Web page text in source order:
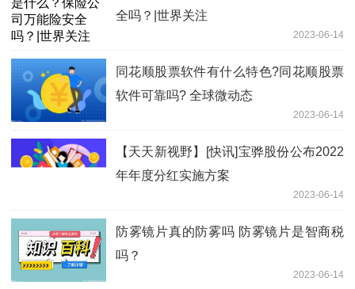
全吗？|世界关注
2023-06-14
同花顺股票软件有什么特色?同花顺股票
软件可靠吗? 全球微动态
2023-06-14
【天天新视野】[快讯]宝骅股份公布2022
年年度分红实施方案
2023-06-14
防雾镜片真的防雾吗 防雾镜片是智商税
吗？
2023-06-14